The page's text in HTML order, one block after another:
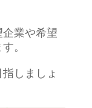
業や希望
。
しましょ